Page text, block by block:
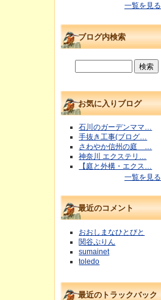
一覧を見る
ブログ内検索
お気に入りブログ
石川のガーデンママ…
手抜き工事(ブログ…
さわやか信州の庭 …
神奈川 エクステリ…
【庭と外構・エクス…
一覧を見る
最近のコメント
おおしまなひとびと
関谷ぷりん
sumainet
toledo
最近のトラックバック